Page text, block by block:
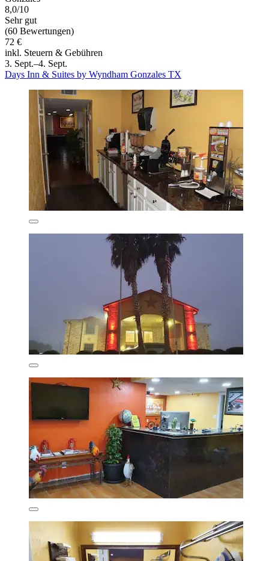
8,0/10
Sehr gut
(60 Bewertungen)
72 €
inkl. Steuern & Gebühren
3. Sept.–4. Sept.
Days Inn & Suites by Wyndham Gonzales TX